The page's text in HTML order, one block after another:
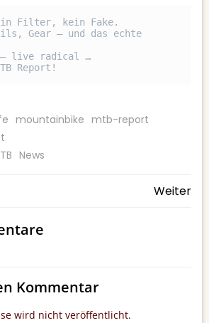
Filter, kein Fake.
Gear – und das echte
live radical …
Report!
mountainbike mtb-report
News
Weiter
Kommentar
wird nicht veröffentlicht.